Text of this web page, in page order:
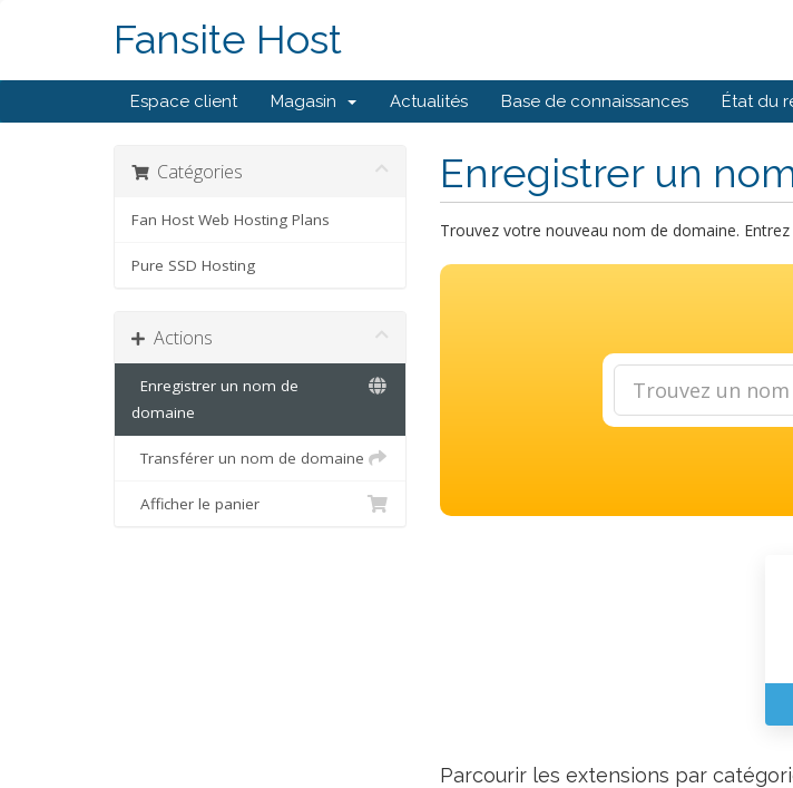
Fansite Host
Espace client Magasin Actualités Base de connaissances État du
Catégories
Fan Host Web Hosting Plans
Pure SSD Hosting
Actions
Enregistrer un nom de
domaine
Transférer un nom de domaine
Afficher le panier
Enregistrer un
Trouvez votre nouveau nom de domaine.
Parcourir les extensions par